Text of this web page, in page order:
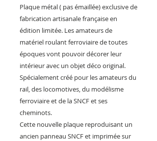
Plaque métal ( pas émaillée) exclusive de
fabrication artisanale française en
édition limitée. Les amateurs de
matériel roulant ferroviaire de toutes
époques vont pouvoir décorer leur
intérieur avec un objet déco original.
Spécialement créé pour les amateurs du
rail, des locomotives, du modélisme
ferroviaire et de la SNCF et ses
cheminots.
Cette nouvelle plaque reproduisant un
ancien panneau SNCF et imprimée sur